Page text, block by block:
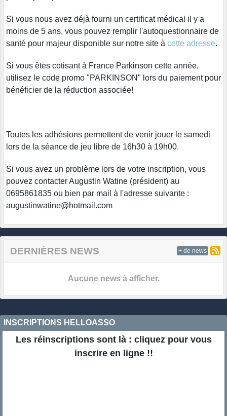
Si vous nous avez déjà fourni un certificat médical il y a
moins de 5 ans, vous pouvez remplir l'autoquestionnaire de
santé pour majeur disponible sur notre site à cette adresse.
Si vous êtes cotisant à France Parkinson cette année,
utilisez le code promo "PARKINSON" lors du paiement pour
bénéficier de la réduction associée!
Toutes les adhésions permettent de venir jouer le samedi
lors de la séance de jeu libre de 16h30 à 19h00.
Si vous avez un problème lors de votre inscription, vous
pouvez contacter Augustin Watine (président) au
0695861835 ou bien par mail à l'adresse suivante :
augustinwatine@hotmail.com
DERNIÈRES NEWS
Aucune news à afficher.
+ de news
INSCRIPTIONS HELLOASSO
Les réinscriptions sont là : cliquez pour vous
inscrire en ligne !!